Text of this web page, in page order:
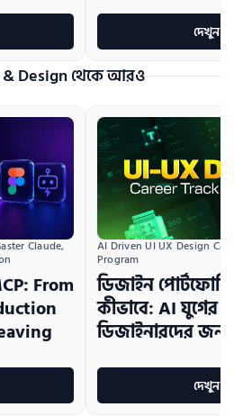
দেখুন
Design থেকে আরও
Claude,
From
AI Driven UI UX Design
Program
ডিজাইন
কীভাবে: AI যুগের
ডিজাইনারদের জন্য
দেখুন